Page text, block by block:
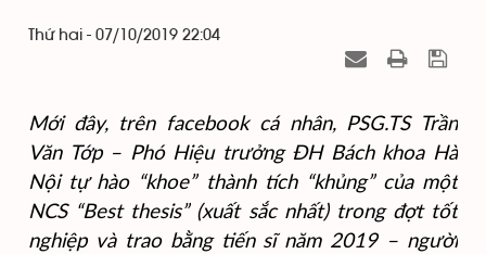
Thứ hai - 07/10/2019 22:04
Mới đây, trên facebook cá nhân, PSG.TS Trần
Văn Tớp – Phó Hiệu trưởng ĐH Bách khoa Hà
Nội tự hào “khoe” thành tích “khủng” của một
NCS “Best thesis” (xuất sắc nhất) trong đợt tốt
nghiệp và trao bằng tiến sĩ năm 2019 – người